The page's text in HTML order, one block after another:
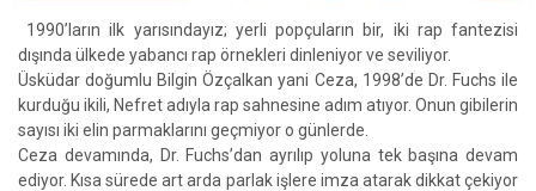
1990’ların ilk yarısındayız; yerli popçuların bir, iki rap fantezisi
dışında ülkede yabancı rap örnekleri dinleniyor ve seviliyor.
Üsküdar doğumlu Bilgin Özçalkan yani Ceza, 1998’de Dr. Fuchs ile
kurduğu ikili, Nefret adıyla rap sahnesine adım atıyor. Onun gibilerin
sayısı iki elin parmaklarını geçmiyor o günlerde.
Ceza devamında, Dr. Fuchs’dan ayrılıp yoluna tek başına devam
ediyor. Kısa sürede art arda parlak işlere imza atarak dikkat çekiyor